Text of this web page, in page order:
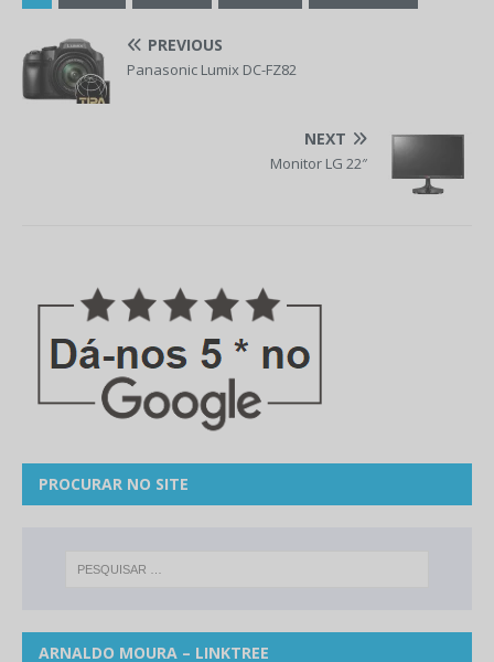
PREVIOUS
Panasonic Lumix DC-FZ82
NEXT
Monitor LG 22″
PROCURAR NO SITE
ARNALDO MOURA – LINKTREE